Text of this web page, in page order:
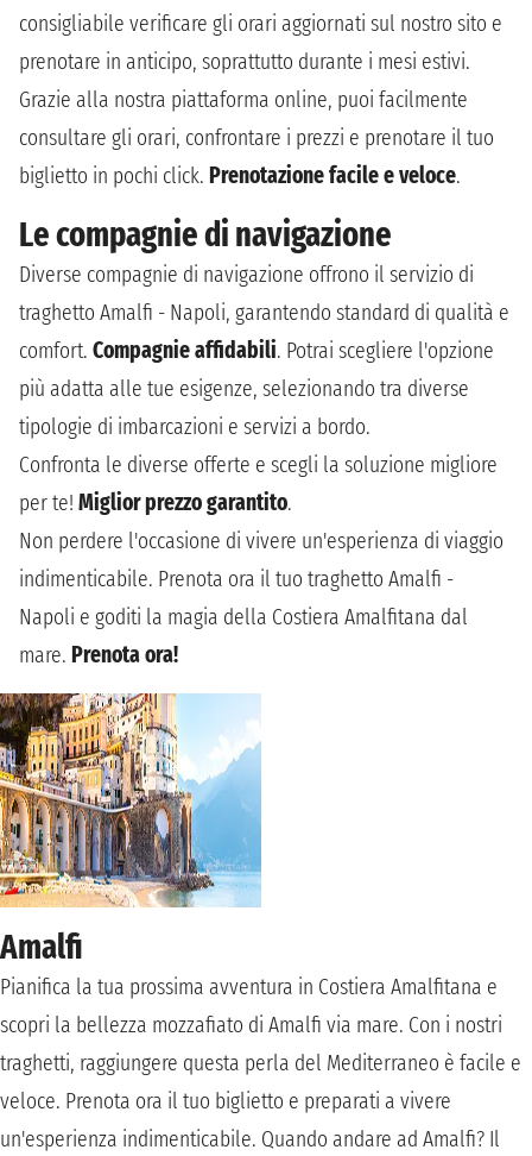
consigliabile verificare gli orari aggiornati sul nostro sito e
prenotare in anticipo, soprattutto durante i mesi estivi.
Grazie alla nostra piattaforma online, puoi facilmente
consultare gli orari, confrontare i prezzi e prenotare il tuo
biglietto in pochi click. Prenotazione facile e veloce.
Le compagnie di navigazione
Diverse compagnie di navigazione offrono il servizio di
traghetto Amalfi - Napoli, garantendo standard di qualità e
comfort. Compagnie affidabili. Potrai scegliere l'opzione
più adatta alle tue esigenze, selezionando tra diverse
tipologie di imbarcazioni e servizi a bordo.
Confronta le diverse offerte e scegli la soluzione migliore
per te! Miglior prezzo garantito.
Non perdere l'occasione di vivere un'esperienza di viaggio
indimenticabile. Prenota ora il tuo traghetto Amalfi -
Napoli e goditi la magia della Costiera Amalfitana dal
mare. Prenota ora!
Amalfi
Pianifica la tua prossima avventura in Costiera Amalfitana e
scopri la bellezza mozzafiato di Amalfi via mare. Con i nostri
traghetti, raggiungere questa perla del Mediterraneo è facile e
veloce. Prenota ora il tuo biglietto e preparati a vivere
un'esperienza indimenticabile. Quando andare ad Amalfi? Il